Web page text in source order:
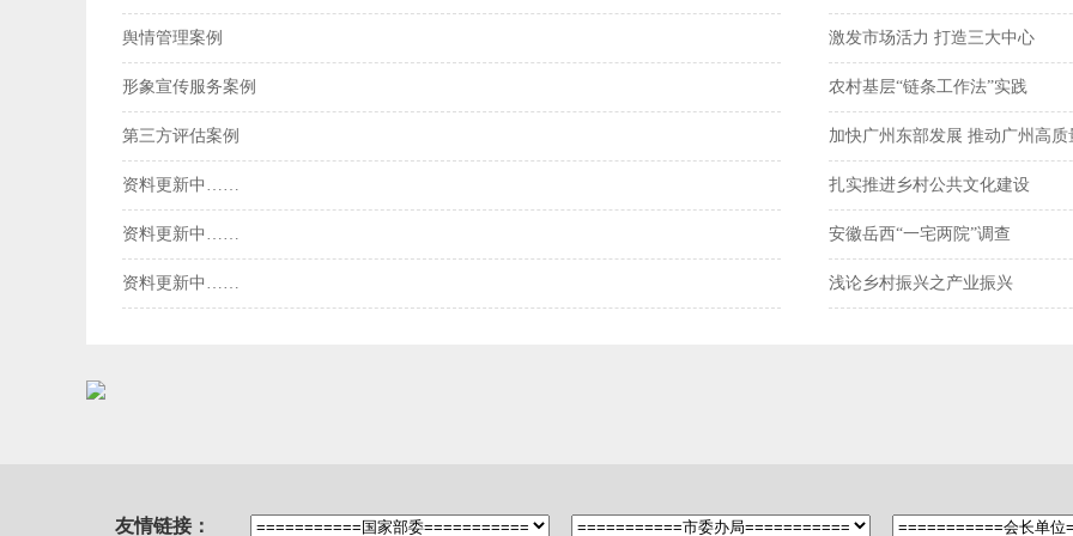
舆情管理案例
形象宣传服务案例
第三方评估案例
资料更新中……
资料更新中……
资料更新中……
激发市场活力 打造三大中心
农村基层“链条工作法”实践
加快广州东部发展 推动广州高质
扎实推进乡村公共文化建设
安徽岳西“一宅两院”调查
浅论乡村振兴之产业振兴
友情链接：